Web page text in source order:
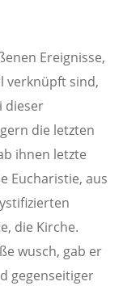
Ereignisse,
verknüpft sind,
dieser
die letzten
ihnen letzte
Eucharistie, aus
die Kirche.
wusch, gab er
gegenseitiger